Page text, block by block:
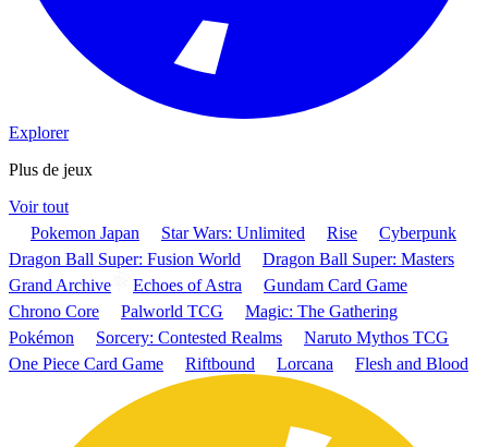
Explorer
Plus de jeux
Voir tout
Pokemon Japan
Star Wars: Unlimited Rise
Cyberpunk
Dragon Ball Super: Fusion World
Dragon Ball Super: Masters
Grand Archive
Echoes of Astra
Gundam Card Game
Chrono Core
Palworld TCG
Magic: The Gathering
Pokémon
Sorcery: Contested Realms
Naruto Mythos TCG
One Piece Card Game
Riftbound Lorcana Flesh and Blood